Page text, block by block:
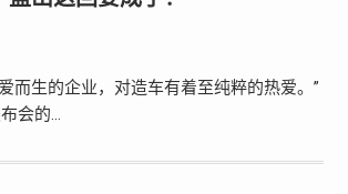
而生的企业，对造车有着至纯粹的热爱。”
会的…